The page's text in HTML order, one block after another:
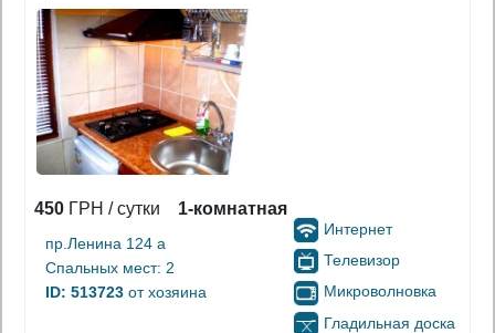
450 ГРН / сутки 1-комнатная
пр.Ленина 124 а
Спальных мест: 2
ID: 513723 от хозяина
Интернет
Телевизор
Микроволновка
Гладильная доска